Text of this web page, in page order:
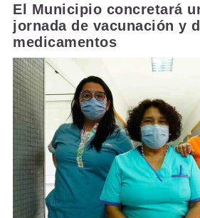
El Municipio concretará
jornada de vacunación y
medicamentos